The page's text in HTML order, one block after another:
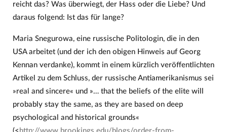
reicht das? Was überwiegt, der Hass oder die Liebe? Und
daraus folgend: Ist das für lange?
Maria Snegurowa, eine russische Politologin, die in den
USA arbeitet (und der ich den obigen Hinweis auf Georg
Kennan verdanke), kommt in einem kürzlich veröffentlichten
Artikel zu dem Schluss, der russische Antiamerikanismus sei
»real and sincere« und »… that the beliefs of the elite will
probably stay the same, as they are based on deep
psychological and historical grounds«